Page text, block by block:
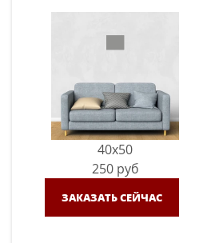
40x50
250 руб
ЗАКАЗАТЬ СЕЙЧАС